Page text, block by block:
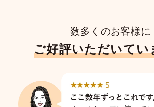
数多くのお客様に
ご好評いただいてい